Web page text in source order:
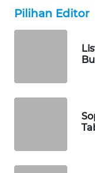
Pilihan Editor
Wahana
MASYARAKAT